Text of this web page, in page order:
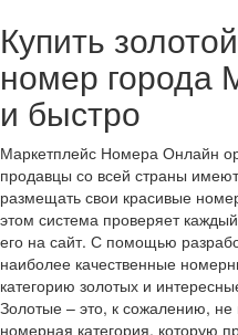
Купить
номер города
и быстро
Маркетплейс Номера Онлайн
продавцы со всей страны
размещать свои красивые
этом система проверяет
его на сайт. С помощью
наиболее качественные
категорию золотых и
Золотые – это, к сожалению, не
номерная категория, которую